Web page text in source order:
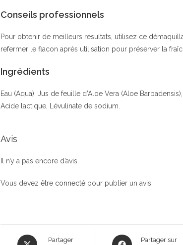
Conseils professionnels
Pour obtenir de meilleurs résultats, utilisez ce
refermer le flacon après utilisation pour préserver la
Ingrédients
Eau (Aqua), Jus de feuille d’Aloe Vera (Aloe
Acide lactique, Lévulinate de sodium.
Avis
Il n’y a pas encore d’avis.
Vous devez être connecté pour publier un avis.
Opens
Partager
Opens
Partager sur